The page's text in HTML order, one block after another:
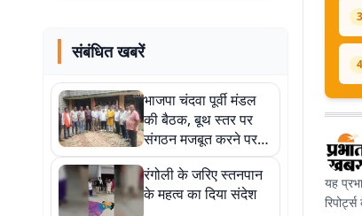
संबंधित खबरें
भाजपा चंदवा पूर्वी मंडल
की बैठक, बूथ स्तर पर
संगठन मजबूत करने पर
जोर
रंगोली के जरिए स्तनपान
के महत्व का दिया संदेश
3
4
यह